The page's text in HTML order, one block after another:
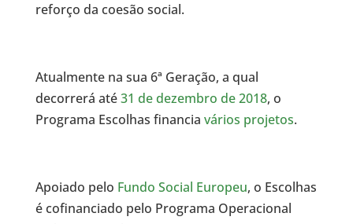
reforço da coesão social.
Atualmente na sua 6ª Geração, a qual
decorrerá até31 de dezembro de 2018, o
Programa Escolhas financia vários projetos.
Apoiado pelo Fundo Social Europeu, o Escolhas
é cofinanciado pelo Programa Operacional